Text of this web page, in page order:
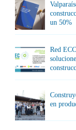
un 50%
Red
en